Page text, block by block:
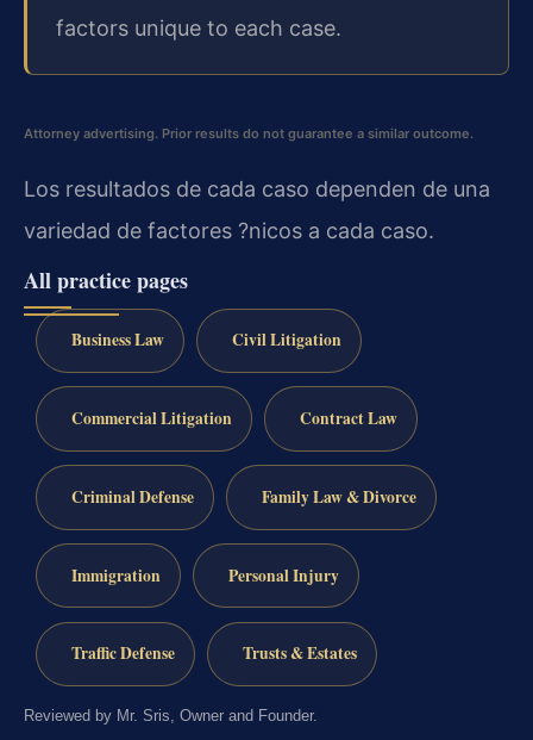
factors unique to each case.
Attorney advertising. Prior results do not guarantee a similar outcome.
Los resultados de cada caso dependen de una
variedad de factores ?nicos a cada caso.
All practice pages
Business Law Civil Litigation
Commercial Litigation Contract Law
Criminal Defense Family Law & Divorce
Immigration Personal Injury
Traffic Defense Trusts & Estates
Reviewed by Mr. Sris, Owner and Founder.